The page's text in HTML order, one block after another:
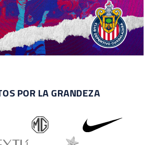
POR LA GRANDEZA